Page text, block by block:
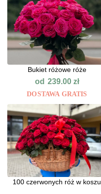
Bukiet różowe róże
od 239.00 zł
DOSTAWA GRATIS
100 czerwonych róż w koszu